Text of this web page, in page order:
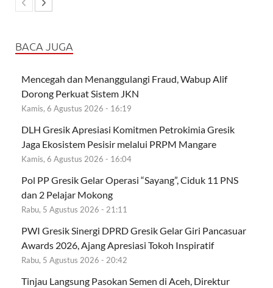
BACA JUGA
Mencegah dan Menanggulangi Fraud, Wabup Alif
Dorong Perkuat Sistem JKN
Kamis, 6 Agustus 2026 - 16:19
DLH Gresik Apresiasi Komitmen Petrokimia Gresik
Jaga Ekosistem Pesisir melalui PRPM Mangare
Kamis, 6 Agustus 2026 - 16:04
Pol PP Gresik Gelar Operasi “Sayang”, Ciduk 11 PNS
dan 2 Pelajar Mokong
Rabu, 5 Agustus 2026 - 21:11
PWI Gresik Sinergi DPRD Gresik Gelar Giri Pancasuar
Awards 2026, Ajang Apresiasi Tokoh Inspiratif
Rabu, 5 Agustus 2026 - 20:42
Tinjau Langsung Pasokan Semen di Aceh, Direktur